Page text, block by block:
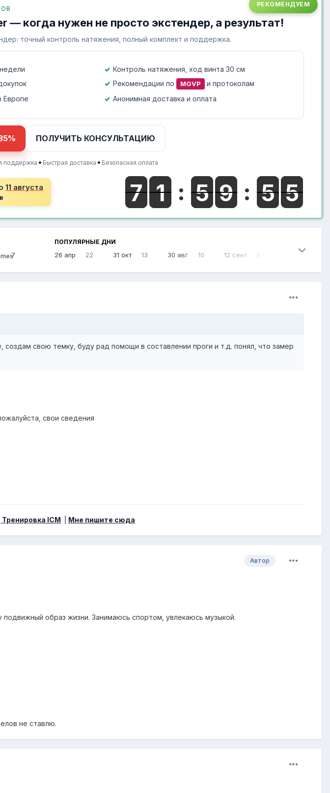
РЕКОМЕНДУЕМ
— когда нужен не просто экстендер, а результат!
точный контроль натяжения, полный комплект и поддержка.
Контроль натяжения, ход винта 30 см
Рекомендации по MGVP
и протоколам
Европе
Анонимная доставка и оплата
ПОЛУЧИТЬ КОНСУЛЬТАЦИЮ
поддержка • Быстрая доставка • Безопасная оплата
11 августа
7
ПОПУЛЯРНЫЕ ДНИ
26 апр 22 31 окт 13 30 авг 10 12 сент 8
создам свою темку, буду рад помощи в составлении проги и т.д. понял, что замер
свои сведения
Тренировка ICM Мне пишите сюда
Автор
образ жизни. Занимаюсь спортом, увлекаюсь музыкой.
не ставлю.